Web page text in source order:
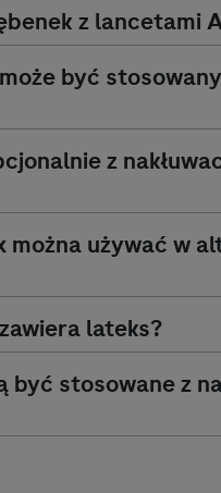
z lancetami
być
z
można używać w
lateks?
stosowane z